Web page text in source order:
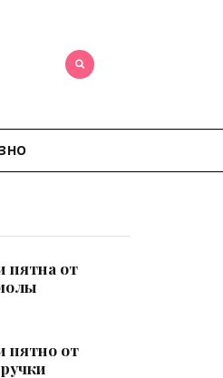
пятна от
пятно от